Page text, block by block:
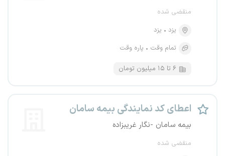
منقضی شده
یزد
یزد
تمام وقت
پاره وقت
۶ تا ۱۵ میلیون تومان
اعطای کد نمایندگی بیمه سامان
بیمه سامان -نگار غریبزاده
منقضی شده